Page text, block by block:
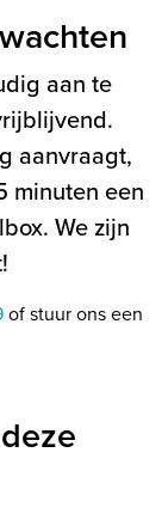
aan te
aanvraagt,
minuten een
We zijn
of stuur ons een